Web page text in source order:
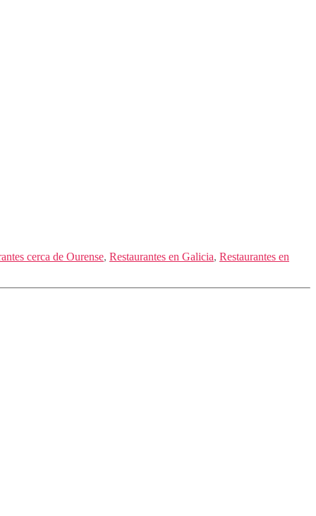
cerca de Ourense, Restaurantes en Galicia, Restaurantes en